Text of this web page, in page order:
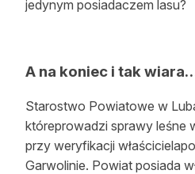
jedynym posiadaczem lasu?
A na koniec i tak
Starostwo Powiatowe w
któreprowadzi sprawy leśne
przy weryfikacji
Garwolinie. Powiat posiada